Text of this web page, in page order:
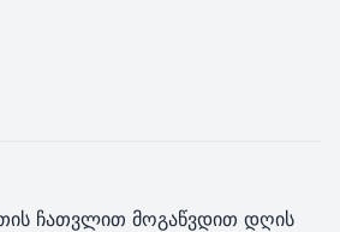
ჩათვლით მოგაწვდით დღის